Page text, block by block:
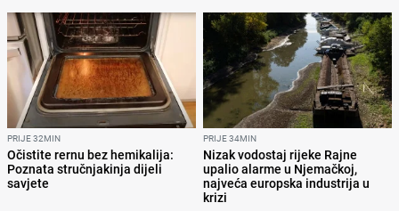
PRIJE 32MIN
Očistite rernu bez hemikalija:
Poznata stručnjakinja dijeli
savjete
PRIJE 34MIN
Nizak vodostaj rijeke Rajne
upalio alarme u Njemačkoj,
najveća europska industrija u
krizi